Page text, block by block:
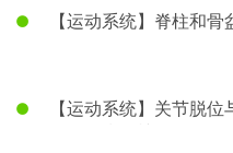
【运动系统】脊柱和骨
【运动系统】关节脱